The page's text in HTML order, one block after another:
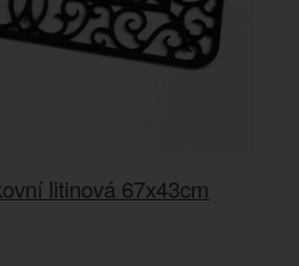
litinová 67x43cm